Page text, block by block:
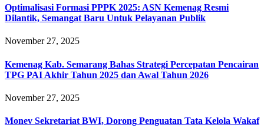
Optimalisasi Formasi PPPK 2025: ASN Kemenag Resmi
Dilantik, Semangat Baru Untuk Pelayanan Publik
November 27, 2025
Kemenag Kab. Semarang Bahas Strategi Percepatan Pencairan
TPG PAI Akhir Tahun 2025 dan Awal Tahun 2026
November 27, 2025
Monev Sekretariat BWI, Dorong Penguatan Tata Kelola Wakaf